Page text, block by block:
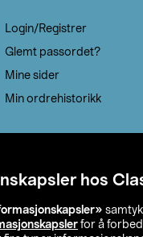
hos
for å
Login/Registrer
Glemt passordet?
Mine sider
Min ordrehistorikk